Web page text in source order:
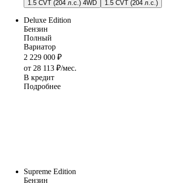
1.5 CVT (204 л.с.) 4WD 1.5 CVT (204 л.с.)
Deluxe Edition
Бензин
Полный
Вариатор
2 229 000 ₽
от 28 113 ₽/мес.
В кредит
Подробнее
Supreme Edition
Бензин